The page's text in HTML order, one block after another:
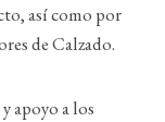
así como por
de Calzado.
apoyo a los